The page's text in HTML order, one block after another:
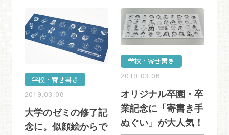
学校・寄せ書き
2019.03.08
大学のゼミの修了記
念に。似顔絵からで
学校・寄せ書き
2019.03.06
オリジナル卒園・卒
業記念に「寄書き手
ぬぐい」が大人気！